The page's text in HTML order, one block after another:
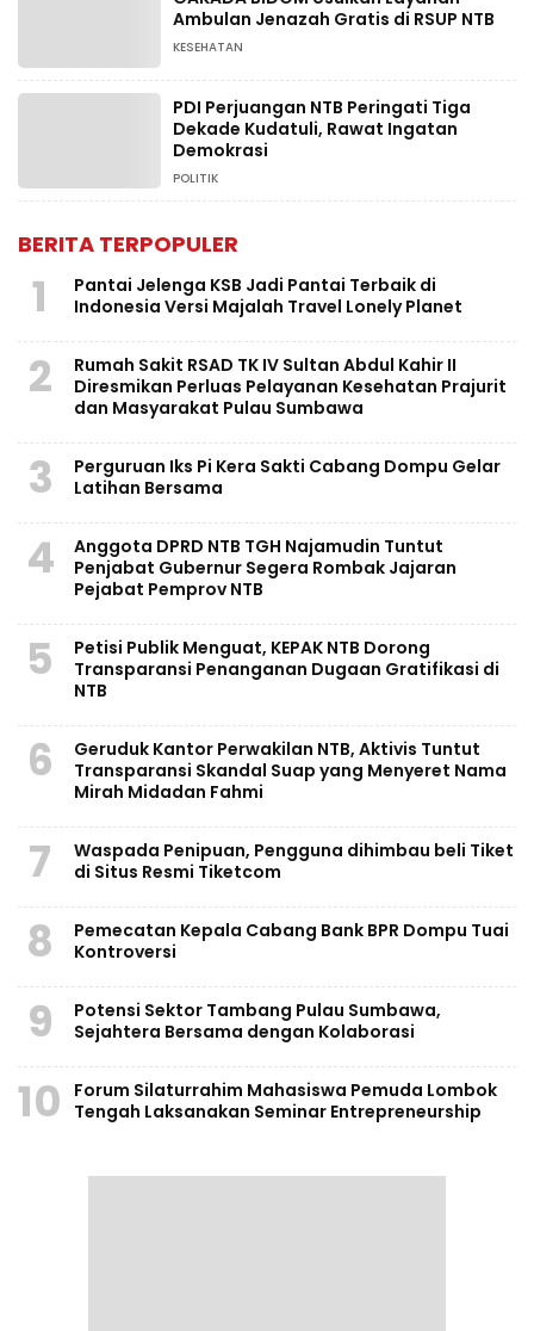
Ambulan Jenazah Gratis di RSUP NTB
KESEHATAN
PDI Perjuangan NTB Peringati Tiga
Dekade Kudatuli, Rawat Ingatan
Demokrasi
POLITIK
BERITA TERPOPULER
1
Pantai Jelenga KSB Jadi Pantai Terbaik di
Indonesia Versi Majalah Travel Lonely Planet
2
Rumah Sakit RSAD TK IV Sultan Abdul Kahir II
Diresmikan Perluas Pelayanan Kesehatan Prajurit
dan Masyarakat Pulau Sumbawa
3
Perguruan Iks Pi Kera Sakti Cabang Dompu Gelar
Latihan Bersama
4
Anggota DPRD NTB TGH Najamudin Tuntut
Penjabat Gubernur Segera Rombak Jajaran
Pejabat Pemprov NTB
5
Petisi Publik Menguat, KEPAK NTB Dorong
Transparansi Penanganan Dugaan Gratifikasi di
NTB
6
Geruduk Kantor Perwakilan NTB, Aktivis Tuntut
Transparansi Skandal Suap yang Menyeret Nama
Mirah Midadan Fahmi
7
Waspada Penipuan, Pengguna dihimbau beli Tiket
di Situs Resmi Tiketcom
8
Pemecatan Kepala Cabang Bank BPR Dompu Tuai
Kontroversi
9
Potensi Sektor Tambang Pulau Sumbawa,
Sejahtera Bersama dengan Kolaborasi
10
Forum Silaturrahim Mahasiswa Pemuda Lombok
Tengah Laksanakan Seminar Entrepreneurship